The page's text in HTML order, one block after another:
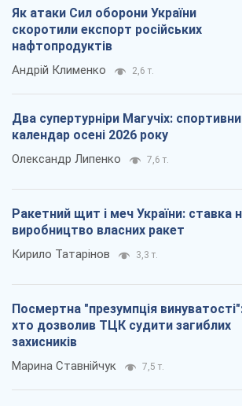
Як атаки Сил оборони України
скоротили експорт російських
нафтопродуктів
Андрій Клименко 2,6 т.
Два супертурніри Магучіх:
календар осені 2026 року
Олександр Липенко 7,6 т.
Ракетний щит і меч України: ставка
виробництво власних ракет
Кирило Татарінов 3,3 т.
Посмертна "презумпція
хто дозволив ТЦК судити загиблих
захисників
Марина Ставнійчук 7,5 т.